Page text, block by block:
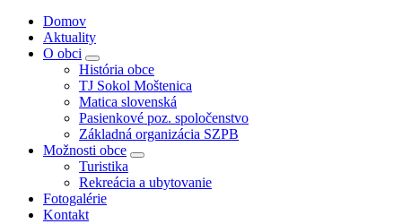
Domov
Aktuality
O obci
História obce
TJ Sokol Moštenica
Matica slovenská
Pasienkové poz. spoločenstvo
Základná organizácia SZPB
Možnosti obce
Turistika
Rekreácia a ubytovanie
Fotogalérie
Kontakt